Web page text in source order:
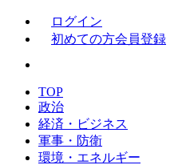
ログイン
初めての方会員登録
TOP
政治
経済・ビジネス
軍事・防衛
環境・エネルギー